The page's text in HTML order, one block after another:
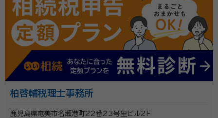
柏啓輔税理士事務所
鹿児島県奄美市名瀬港町22番23号里ビル2F